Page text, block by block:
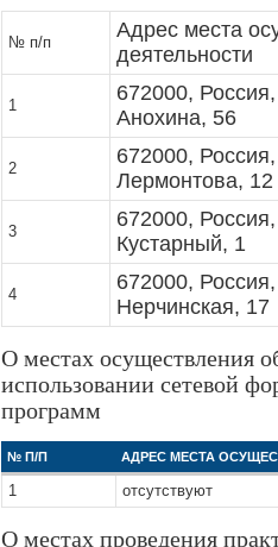
№ п/п
Адрес места
деятельности
1
672000,
Анохина, 56
2
672000,
Лермонтова, 12
3
672000,
Кустарный, 1
4
672000,
Нерчинская, 17
О местах осуществления
использовании сетевой
программ
№ П/П АДРЕС МЕСТА
1 отсутствуют
О местах проведения